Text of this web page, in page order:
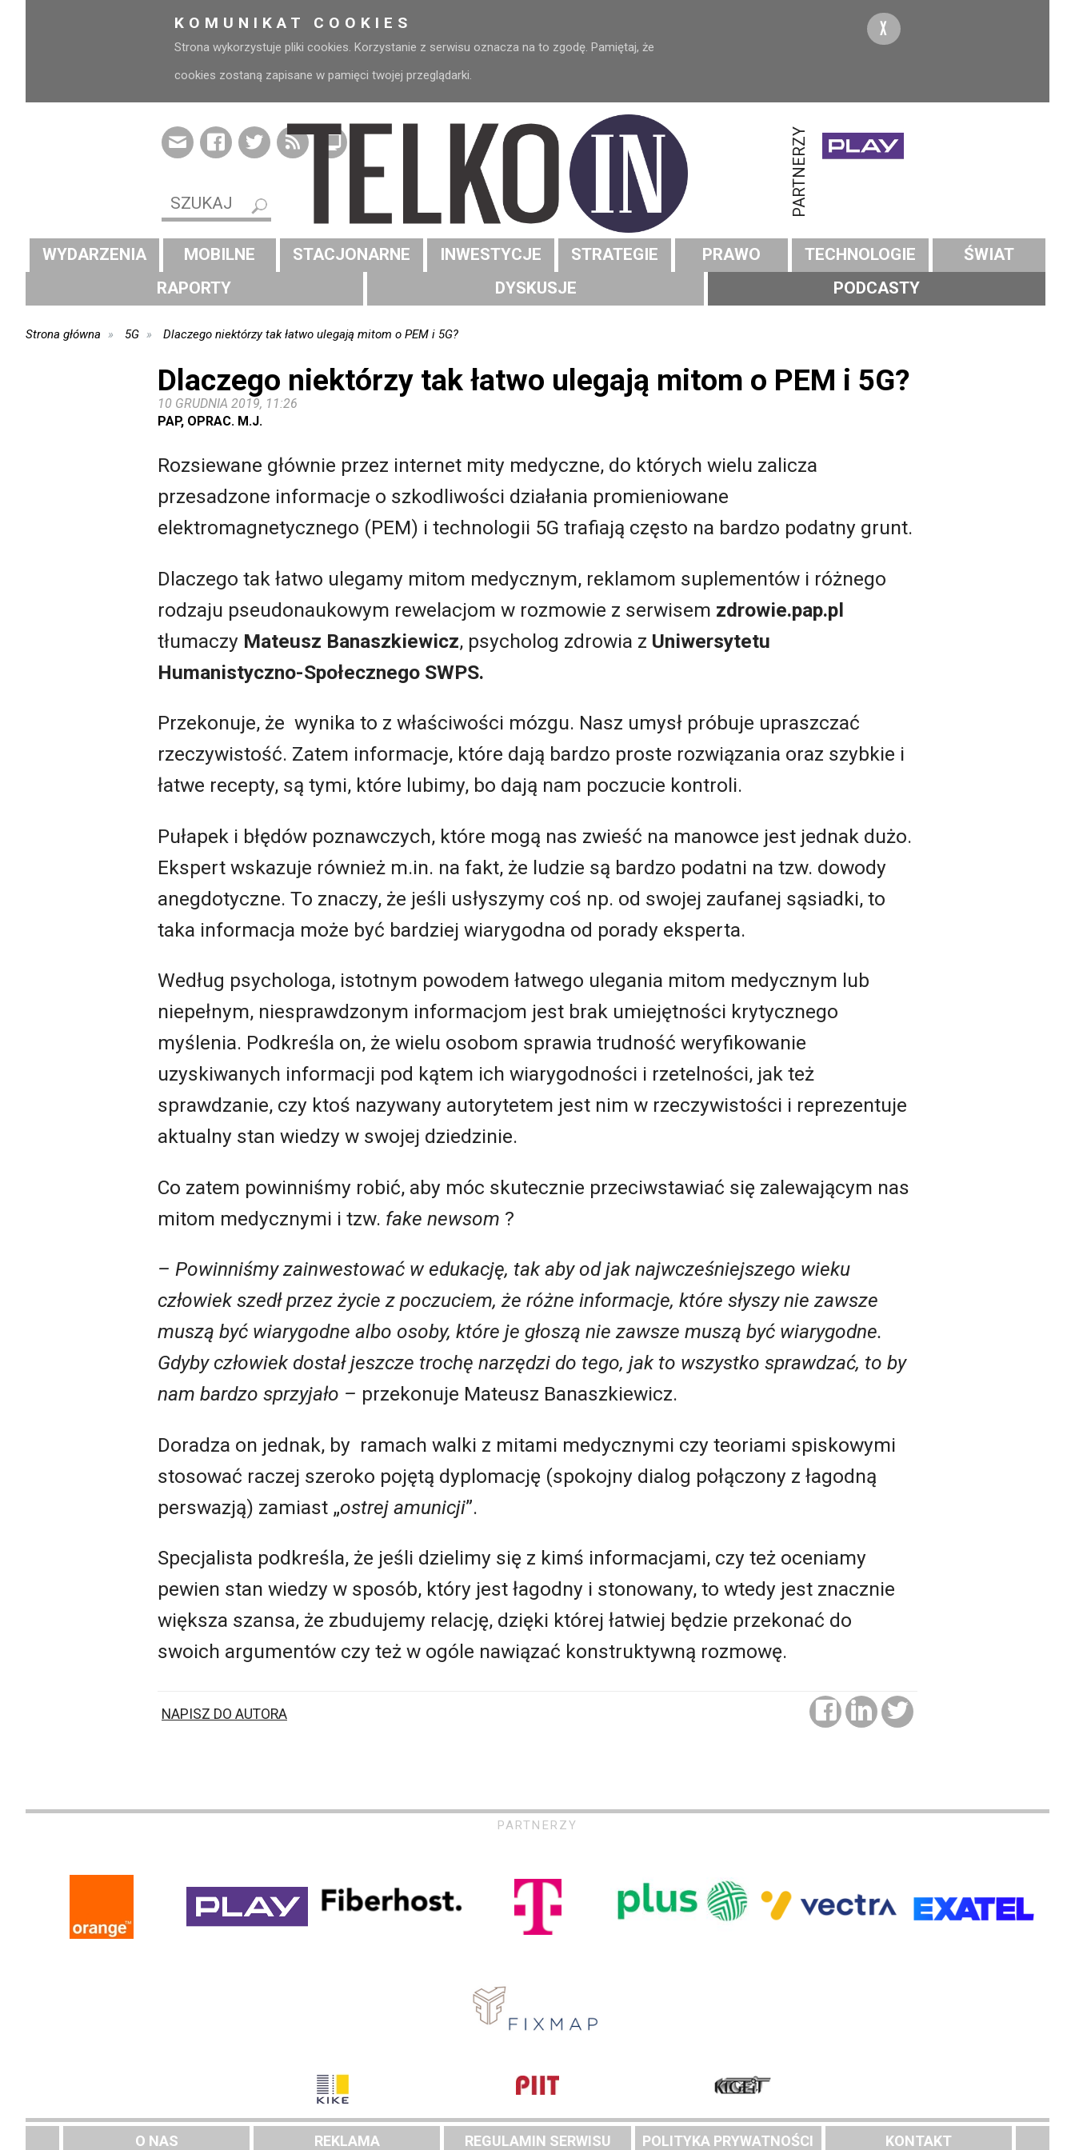
KOMUNIKAT COOKIES
Strona wykorzystuje pliki cookies. Korzystanie z serwisu oznacza na to zgodę. Pamiętaj, że
cookies zostaną zapisane w pamięci twojej przeglądarki.
X
PARTNERZY
WYDARZENIA MOBILNE STACJONARNE INWESTYCJE STRATEGIE PRAWO TECHNOLOGIE
ŚWIAT
RAPORTY
DYSKUSJE PODCASTY
Strona główna 5G Dlaczego niektórzy tak łatwo ulegają mitom o PEM i 5G?
Dlaczego niektórzy tak łatwo ulegają mitom o PEM i 5G?
10 GRUDNIA 2019, 11:26
PAP, OPRAC. M.J.
Rozsiewane głównie przez internet mity medyczne, do których wielu zalicza
przesadzone informacje o szkodliwości działania promieniowane
elektromagnetycznego (PEM) i technologii 5G trafiają często na bardzo podatny grunt.
Dlaczego tak łatwo ulegamy mitom medycznym, reklamom suplementów i różnego
rodzaju pseudonaukowym rewelacjom w rozmowie z serwisem zdrowie.pap.pl
tłumaczy Mateusz Banaszkiewicz, psycholog zdrowia z Uniwersytetu
Humanistyczno-Społecznego SWPS.
Przekonuje, że wynika to z właściwości mózgu. Nasz umysł próbuje upraszczać
rzeczywistość. Zatem informacje, które dają bardzo proste rozwiązania oraz szybkie i
łatwe recepty, są tymi, które lubimy, bo dają nam poczucie kontroli.
Pułapek i błędów poznawczych, które mogą nas zwieść na manowce jest jednak dużo.
Ekspert wskazuje również m.in. na fakt, że ludzie są bardzo podatni na tzw. dowody
anegdotyczne. To znaczy, że jeśli usłyszymy coś np. od swojej zaufanej sąsiadki, to
taka informacja może być bardziej wiarygodna od porady eksperta.
Według psychologa, istotnym powodem łatwego ulegania mitom medycznym lub
niepełnym, niesprawdzonym informacjom jest brak umiejętności krytycznego
myślenia. Podkreśla on, że wielu osobom sprawia trudność weryfikowanie
uzyskiwanych informacji pod kątem ich wiarygodności i rzetelności, jak też
sprawdzanie, czy ktoś nazywany autorytetem jest nim w rzeczywistości i reprezentuje
aktualny stan wiedzy w swojej dziedzinie.
Co zatem powinniśmy robić, aby móc skutecznie przeciwstawiać się zalewającym nas
mitom medycznymi i tzw. fake newsom ?
– Powinniśmy zainwestować w edukację, tak aby od jak najwcześniejszego wieku
człowiek szedł przez życie z poczuciem, że różne informacje, które słyszy nie zawsze
muszą być wiarygodne albo osoby, które je głoszą nie zawsze muszą być wiarygodne.
Gdyby człowiek dostał jeszcze trochę narzędzi do tego, jak to wszystko sprawdzać, to by
nam bardzo sprzyjało – przekonuje Mateusz Banaszkiewicz.
Doradza on jednak, by ramach walki z mitami medycznymi czy teoriami spiskowymi
stosować raczej szeroko pojętą dyplomację (spokojny dialog połączony z łagodną
perswazją) zamiast „ostrej amunicji”.
Specjalista podkreśla, że jeśli dzielimy się z kimś informacjami, czy też oceniamy
pewien stan wiedzy w sposób, który jest łagodny i stonowany, to wtedy jest znacznie
większa szansa, że zbudujemy relację, dzięki której łatwiej będzie przekonać do
swoich argumentów czy też w ogóle nawiązać konstruktywną rozmowę.
NAPISZ DO AUTORA
PARTNERZY
O NAS REKLAMA REGULAMIN SERWISU POLITYKA PRYWATNOŚCI KONTAKT